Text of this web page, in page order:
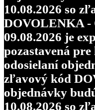
10.08.2026 so
DOVOLENKA -
09.08.2026 je
pozastavená
odosielaní
zľavový kód
objednávky
10.08.2026 so